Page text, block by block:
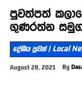
පුවත්පත්
ගුණරත්න
දේශීය පුවත් | Local
August 28, 2021 By